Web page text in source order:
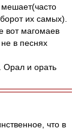
их самых).
вот магомаев
в песнях
Орал и орать
что в